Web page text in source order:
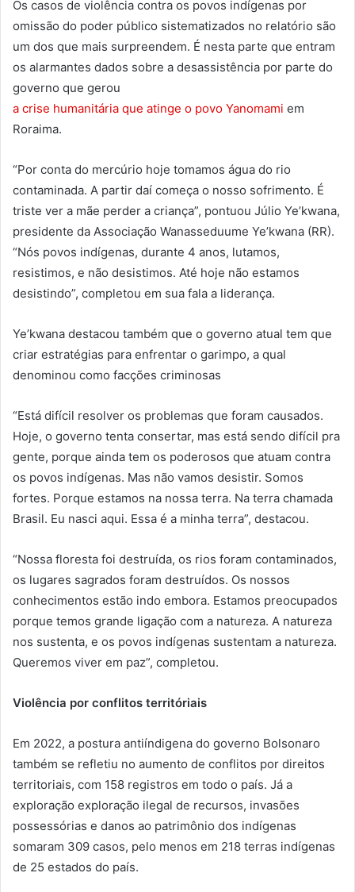
Os casos de violência contra os povos indígenas por
omissão do poder público sistematizados no relatório são
um dos que mais surpreendem. É nesta parte que entram
os alarmantes dados sobre a desassistência por parte do
governo que gerou
a crise humanitária que atinge o povo Yanomami em
Roraima.
“Por conta do mercúrio hoje tomamos água do rio
contaminada. A partir daí começa o nosso sofrimento. É
triste ver a mãe perder a criança”, pontuou Júlio Ye’kwana,
presidente da Associação Wanasseduume Ye’kwana (RR).
“Nós povos indígenas, durante 4 anos, lutamos,
resistimos, e não desistimos. Até hoje não estamos
desistindo”, completou em sua fala a liderança.
Ye’kwana destacou também que o governo atual tem que
criar estratégias para enfrentar o garimpo, a qual
denominou como facções criminosas
“Está difícil resolver os problemas que foram causados.
Hoje, o governo tenta consertar, mas está sendo difícil pra
gente, porque ainda tem os poderosos que atuam contra
os povos indígenas. Mas não vamos desistir. Somos
fortes. Porque estamos na nossa terra. Na terra chamada
Brasil. Eu nasci aqui. Essa é a minha terra”, destacou.
“Nossa floresta foi destruída, os rios foram contaminados,
os lugares sagrados foram destruídos. Os nossos
conhecimentos estão indo embora. Estamos preocupados
porque temos grande ligação com a natureza. A natureza
nos sustenta, e os povos indígenas sustentam a natureza.
Queremos viver em paz”, completou.
Violência por conflitos territóriais
Em 2022, a postura antiíndigena do governo Bolsonaro
também se refletiu no aumento de conflitos por direitos
territoriais, com 158 registros em todo o país. Já a
exploração exploração ilegal de recursos, invasões
possessórias e danos ao patrimônio dos indígenas
somaram 309 casos, pelo menos em 218 terras indígenas
de 25 estados do país.